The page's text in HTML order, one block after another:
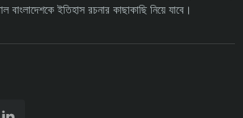
বাংলাদেশকে ইতিহাস রচনার কাছাকাছি নিয়ে যাবে।